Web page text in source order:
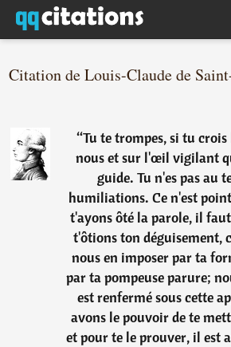
Citation de Louis-Claude de
“Tu te trompes, si tu
nous et sur l'œil vigilant
guide. Tu n'es pas au
humiliations. Ce n'est
t'ayons ôté la parole, il
t'ôtions ton déguisement,
nous en imposer par ta
par ta pompeuse parure;
est renfermé sous cette
avons le pouvoir de te
et pour te le prouver, il est